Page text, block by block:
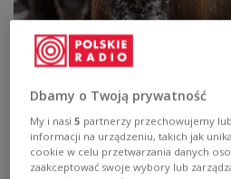
Zwierzęta i rośliny z
online
200 specjalistów, m.in. z
Dbamy o Twoją prywatność
My i nasi5 partnerzy przechowujemy
informacji na urządzeniu, takich jak
cookie w celu przetwarzania danych
zaakceptować swoje wybory lub